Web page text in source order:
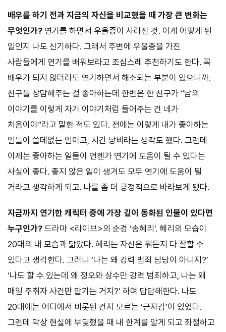
배우를 하기 전과 지금의 자신을 비교했을 때 가장 큰 변화는
무엇인가? 연기를 하면서 우울증이 사라진 것. 이게 어떻게 된
일인지 나도 신기하다. 그래서 주변에 우울증을 가진
사람들에게 연기를 배워보라고 조심스레 추천하기도 한다. 꼭
배우가 되지 않더라도 연기하면서 해소되는 부분이 있으니까.
친구들 상담해주는 걸 좋아하는데 한번은 한 친구가 “남의
이야기를 이렇게 자기 이야기처럼 들어주는 건 네가
처음이야”라고 말한 적도 있다. 전에는 이렇게 내가 좋아하는
일들이 쓸데없는 일이고, 시간 낭비라는 생각도 했다. 그런데
이제는 좋아하는 일들이 언젠가 연기에 도움이 될 수 있다는
사실이 좋다. 좋지 않은 일이 생겨도 모두 연기에 도움이 될
거라고 생각하게 되고. 나를 좀 더 긍정적으로 바라보게 됐다.
지금까지 연기한 캐릭터 중에 가장 깊이 동화된 인물이 있다면
누구인가? 드라마 <라이브>의 순경 ‘송혜리’. 혜리의 모습이
20대의 내 모습과 닮았다. 혜리는 자신은 뭐든지 다 잘할 수
있다고 생각한다. 그러니 ‘나는 왜 강력 범죄 담당이 아니지?’
‘나도 할 수 있는데 왜 정오와 상수만 강력 범죄하고, 나는 왜
매일 주취자 사건만 맡기는 거지?’ 하며 답답해한다. 나도
20대에는 어디에서 비롯된 건지 모르는 ‘근자감’이 있었다.
그런데 막상 현실에 부딪혔을 때 내 한계를 알게 되고 좌절하고